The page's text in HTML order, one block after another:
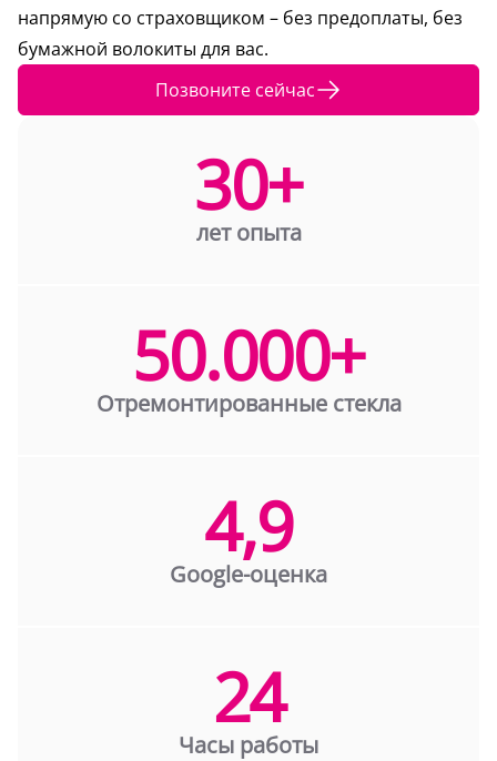
напрямую со страховщиком – без предоплаты, без
бумажной волокиты для вас.
Позвоните сейчас
лет опыта
30+
Отремонтированные стекла
50.000+
Google-оценка
4,9
Часы работы
24